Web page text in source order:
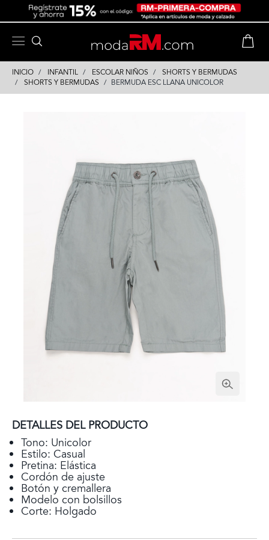
INICIO INFANTIL ESCOLAR NIÑOS
SHORTS Y BERMUDAS
SHORTS Y BERMUDAS
BERMUDA ESC LLANA UNICOLOR
DETALLES DEL PRODUCTO
Tono: Unicolor
Estilo: Casual
Pretina: Elástica
Cordón de ajuste
Botón y cremallera
Modelo con bolsillos
Corte: Holgado